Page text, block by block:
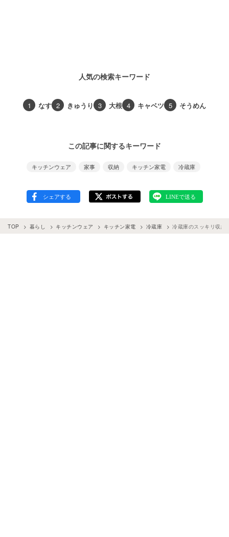
人気の検索キーワード
1 なす 2 きゅうり 3 大根 4 キャベツ 5 そうめん
この記事に関するキーワード
キッチンウェア 家事 収納 キッチン家電 冷蔵庫
TOP 暮らし キッチンウェア キッチン家電 冷蔵庫 冷蔵庫のスッキリ収納